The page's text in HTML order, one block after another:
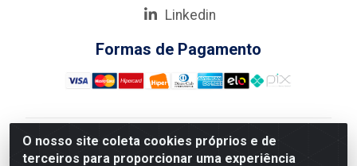
O nosso site coleta cookies próprios e de
terceiros para proporcionar uma experiência
Linkedin
Formas de Pagamento
Nova Boni Distribuidora de Material de Construção LTDA
- Rua Alice Tibiriçá, 330 - Vila Da Penha, Rio de